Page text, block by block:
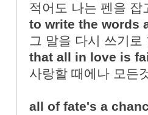
적어도 나는 펜을 잡
to write the words
그 말을 다시 쓰기로
that all in love is
사랑할 때에나 모든
all of fate's a